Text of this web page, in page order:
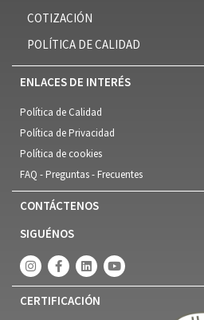
COTIZACIÓN
POLÍTICA DE CALIDAD
ENLACES DE INTERÉS
Política de Calidad
Política de Privacidad
Política de cookies
FAQ - Preguntas - Frecuentes
CONTÁCTENOS
SIGUÉNOS
CERTIFICACIÓN